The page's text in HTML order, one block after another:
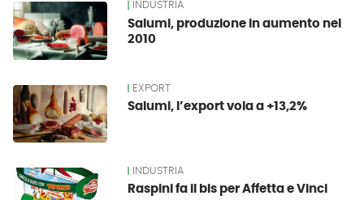
News INDUSTRIA
Salumi, produzione in aumento nel
2010
EXPORT
Salumi, l’export vola a +13,2%
INDUSTRIA
Raspini fa il bis per Affetta e Vinci